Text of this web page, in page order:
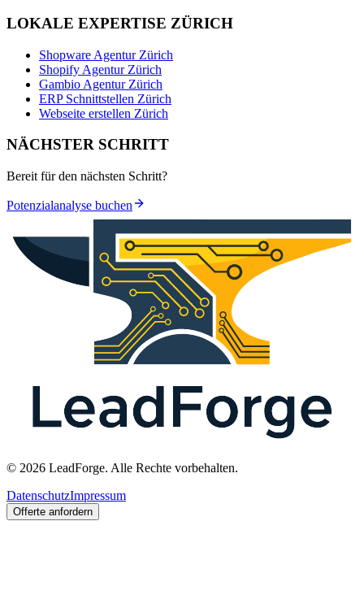
LOKALE EXPERTISE ZÜRICH
Shopware Agentur Zürich
Shopify Agentur Zürich
Gambio Agentur Zürich
ERP Schnittstellen Zürich
Webseite erstellen Zürich
NÄCHSTER SCHRITT
Bereit für den nächsten Schritt?
Potenzialanalyse buchen
© 2026 LeadForge. Alle Rechte vorbehalten.
DatenschutzImpressum
Offerte anfordern